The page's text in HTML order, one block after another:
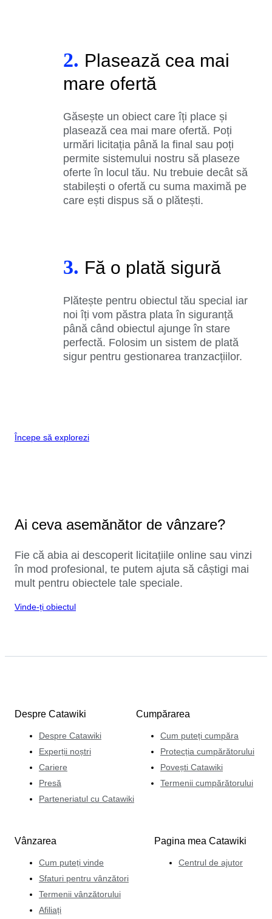
2. Plasează cea mai
mare ofertă
Găsește un obiect care îți place și
plasează cea mai mare ofertă. Poți
urmări licitația până la final sau poți
permite sistemului nostru să plaseze
oferte în locul tău. Nu trebuie decât să
stabilești o ofertă cu suma maximă pe
care ești dispus să o plătești.
3. Fă o plată sigură
Plătește pentru obiectul tău special iar
noi îți vom păstra plata în siguranță
până când obiectul ajunge în stare
perfectă. Folosim un sistem de plată
sigur pentru gestionarea tranzacțiilor.
Începe să explorezi
Ai ceva asemănător de vânzare?
Fie că abia ai descoperit licitațiile online sau vinzi
în mod profesional, te putem ajuta să câștigi mai
mult pentru obiectele tale speciale.
Vinde-ți obiectul
Despre Catawiki
Despre Catawiki
Experții noștri
Cariere
Presă
Parteneriatul cu Catawiki
Cumpărarea
Cum puteți cumpăra
Protecția cumpărătorului
Povești Catawiki
Termenii cumpărătorului
Vânzarea
Cum puteți vinde
Sfaturi pentru vânzători
Termenii vânzătorului
Afiliați
Pagina mea Catawiki
Centrul de ajutor